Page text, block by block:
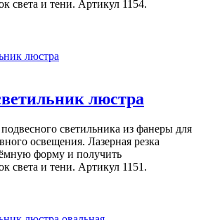
света и тени. Артикул 1154.
люстра
светильника из фанеры для
освещения. Лазерная резка
форму и получить
света и тени. Артикул 1151.